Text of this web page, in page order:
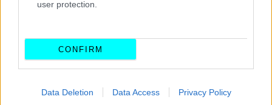
user protection.
CONFIRM
Data Deletion Data Access Privacy Policy